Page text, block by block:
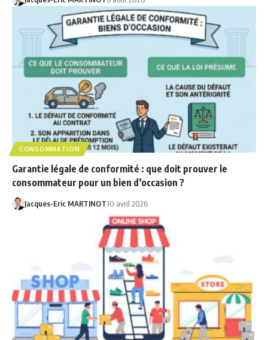
CONSOMMATION
Garantie légale de conformité : que doit prouver le
consommateur pour un bien d’occasion ?
Jacques-Eric MARTINOT10 avril 2026